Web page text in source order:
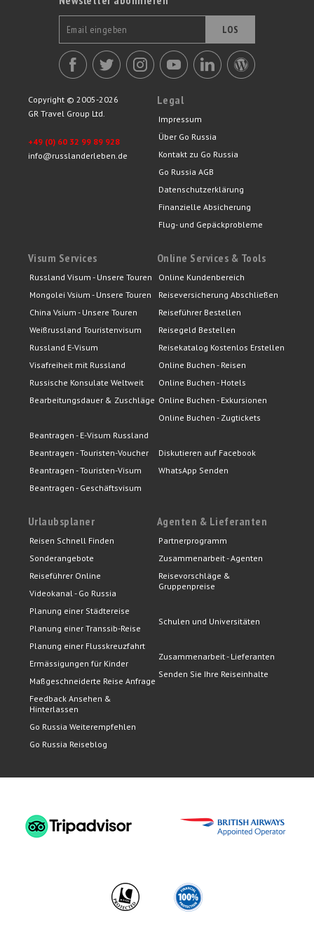
LOS
Copyright © 2005-2026
GR Travel Group Ltd.
+49 (0) 60 32 99 89 928
info@russlanderleben.de
Legal
Impressum
Über Go Russia
Kontakt zu Go Russia
Go Russia AGB
Datenschutzerklärung
Finanzielle Absicherung
Flug- und Gepäckprobleme
Visum Services
Russland Visum - Unsere Touren
Mongolei Vsium - Unsere Touren
China Vsium - Unsere Touren
Weißrussland Touristenvisum
Russland E-Visum
Visafreiheit mit Russland
Russische Konsulate Weltweit
Bearbeitungsdauer & Zuschläge
Beantragen - E-Visum Russland
Beantragen - Touristen-Voucher
Beantragen - Touristen-Visum
Beantragen - Geschäftsvisum
Online Services & Tools
Online Kundenbereich
Reiseversicherung Abschließen
Reiseführer Bestellen
Reisegeld Bestellen
Reisekatalog Kostenlos Erstellen
Online Buchen - Reisen
Online Buchen - Hotels
Online Buchen - Exkursionen
Online Buchen - Zugtickets
Diskutieren auf Facebook
WhatsApp Senden
Urlaubsplaner
Reisen Schnell Finden
Sonderangebote
Reiseführer Online
Videokanal - Go Russia
Planung einer Städtereise
Planung einer Transsib-Reise
Planung einer Flusskreuzfahrt
Ermässigungen für Kinder
Maßgeschneiderte Reise Anfrage
Feedback Ansehen &
Hinterlassen
Go Russia Weiterempfehlen
Go Russia Reiseblog
Agenten & Lieferanten
Partnerprogramm
Zusammenarbeit - Agenten
Reisevorschläge &
Gruppenpreise
Schulen und Universitäten
Zusammenarbeit - Lieferanten
Senden Sie Ihre Reiseinhalte